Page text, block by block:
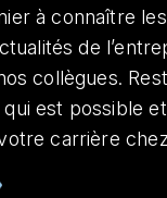
à connaître
de
collègues.
est possible
carrière